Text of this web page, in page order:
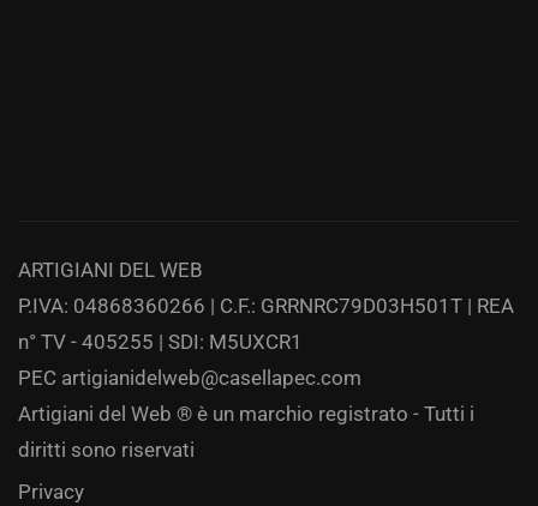
ARTIGIANI DEL WEB
P.IVA: 04868360266 | C.F.: GRRNRC79D03H501T | REA
n° TV - 405255 | SDI: M5UXCR1
PEC artigianidelweb@casellapec.com
Artigiani del Web ® è un marchio registrato - Tutti i
diritti sono riservati
Privacy